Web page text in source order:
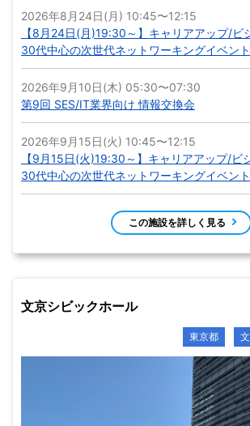
2026年8月24日(月) 10:45〜12:15
【8月24日(月)19:30～】キャリアアップ/ビ
30代中心の次世代ネットワーキングイベント
2026年9月10日(木) 05:30〜07:30
第9回 SES/IT業界向け 情報交換会
2026年9月15日(火) 10:45〜12:15
【9月15日(火)19:30～】キャリアアップ/ビ
30代中心の次世代ネットワーキングイベント
この施設を詳しく見る
文京シビックホール
東京都